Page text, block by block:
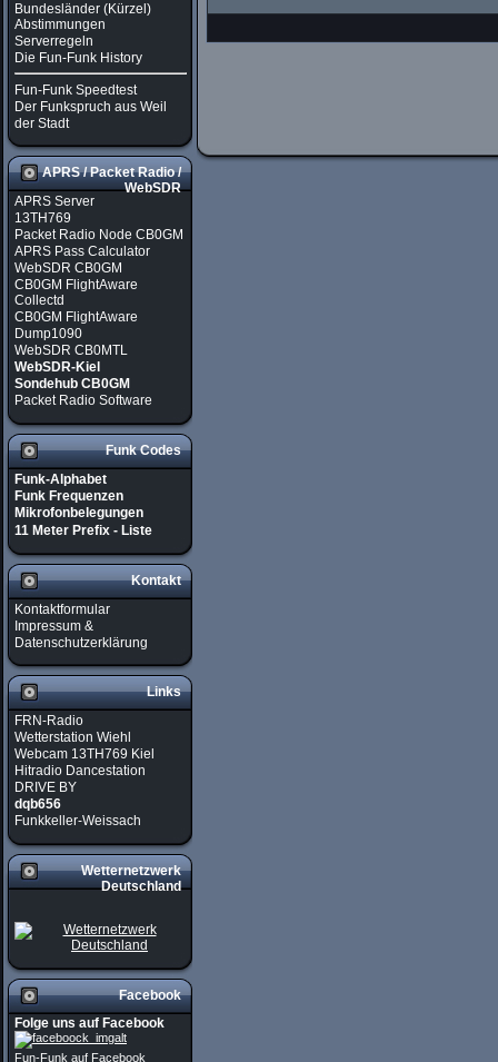
Bundesländer (Kürzel)
Abstimmungen
Serverregeln
Die Fun-Funk History
Fun-Funk Speedtest
Der Funkspruch aus Weil
der Stadt
APRS / Packet Radio /
WebSDR
APRS Server
13TH769
Packet Radio Node CB0GM
APRS Pass Calculator
WebSDR CB0GM
CB0GM FlightAware
Collectd
CB0GM FlightAware
Dump1090
WebSDR CB0MTL
WebSDR-Kiel
Sondehub CB0GM
Packet Radio Software
Funk Codes
Funk-Alphabet
Funk Frequenzen
Mikrofonbelegungen
11 Meter Prefix - Liste
Kontakt
Kontaktformular
Impressum &
Datenschutzerklärung
Links
FRN-Radio
Wetterstation Wiehl
Webcam 13TH769 Kiel
Hitradio Dancestation
DRIVE BY
dqb656
Funkkeller-Weissach
Wetternetzwerk
Deutschland
Facebook
Folge uns auf Facebook
Fun-Funk auf Facebook